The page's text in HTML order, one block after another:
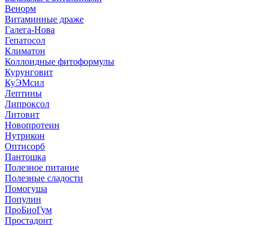
Венорм
Витаминные драже
Галега-Нова
Гепатосол
Климатон
Коллоидные фитоформулы
Курунговит
КуЭМсил
Лептины
Липроксол
Литовит
Новопротеин
Нутрикон
Оптисорб
Пантошка
Полезное питание
Полезные сладости
Помогуша
Популин
ПроБиоГум
Простадонт